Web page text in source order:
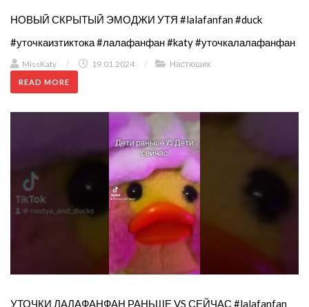
НОВЫЙ СКРЫТЫЙ ЭМОДЖИ УТЯ #lalafanfan #duck
#уточкаизтиктока #лалафанфан #katy #уточкалалафанфан
MissKaty / 19.01.2024 / Настюшик
READ MORE
УТОЧКИ ЛАЛАФАНФАН РАНЬШЕ VS СЕЙЧАС #lalafanfan